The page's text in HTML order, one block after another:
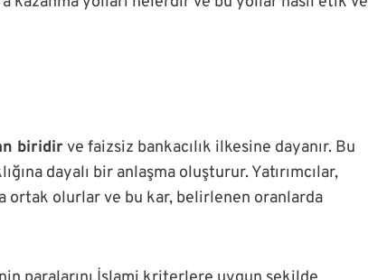
biridirve faizsiz bankacılık ilkesine dayanır. Bu
dayalı bir anlaşma oluşturur. Yatırımcılar,
ortak olurlar ve bu kar, belirlenen oranlarda